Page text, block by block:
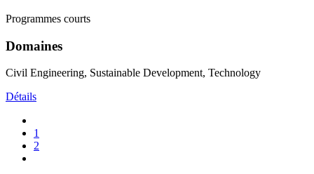
Programmes courts
Domaines
Civil Engineering, Sustainable Development, Technology
Détails
1
2